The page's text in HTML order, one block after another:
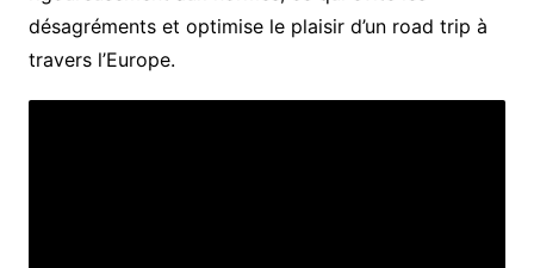
désagréments et optimise le plaisir d’un road trip à
travers l’Europe.